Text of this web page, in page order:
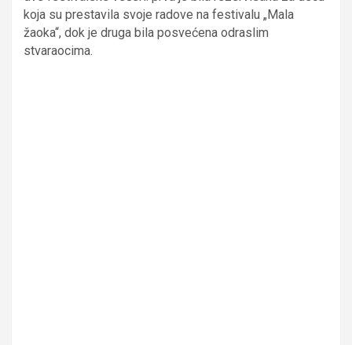
koja su prestavila svoje radove na festivalu „Mala
žaoka“, dok je druga bila posvećena odraslim
stvaraocima.